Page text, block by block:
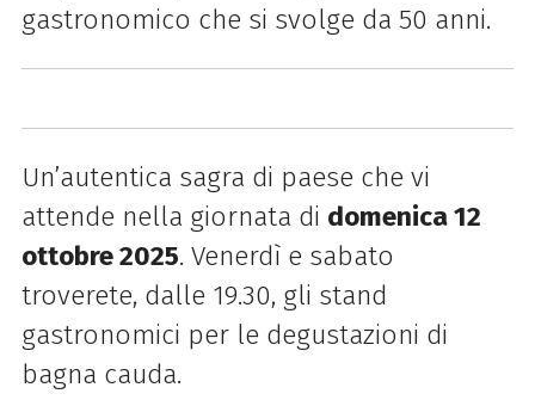
gastronomico che si svolge da 50 anni.
Un’autentica sagra di paese che vi
attende nella giornata di domenica 12
ottobre 2025. Venerdì e sabato
troverete, dalle 19.30, gli stand
gastronomici per le degustazioni di
bagna cauda.